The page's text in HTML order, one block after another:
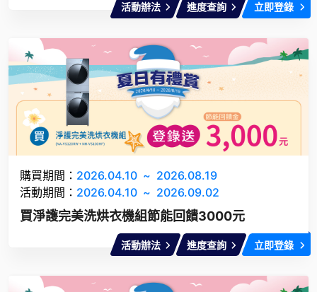
活動辦法 進度查詢 立即登錄
購買期間： 2026.04.10 ~ 2026.08.19
活動期間： 2026.04.10 ~ 2026.09.02
買淨護完美洗烘衣機組節能回饋3000元
活動辦法 進度查詢 立即登錄